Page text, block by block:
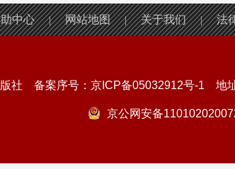
中心 | 网站地图 | 关于我们 | 法
社 备案序号： 京ICP备05032912号-1 地
京公网安备